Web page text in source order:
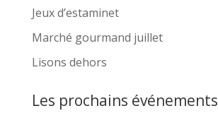
Jeux d’estaminet
Marché gourmand juillet
Lisons dehors
Les prochains événements